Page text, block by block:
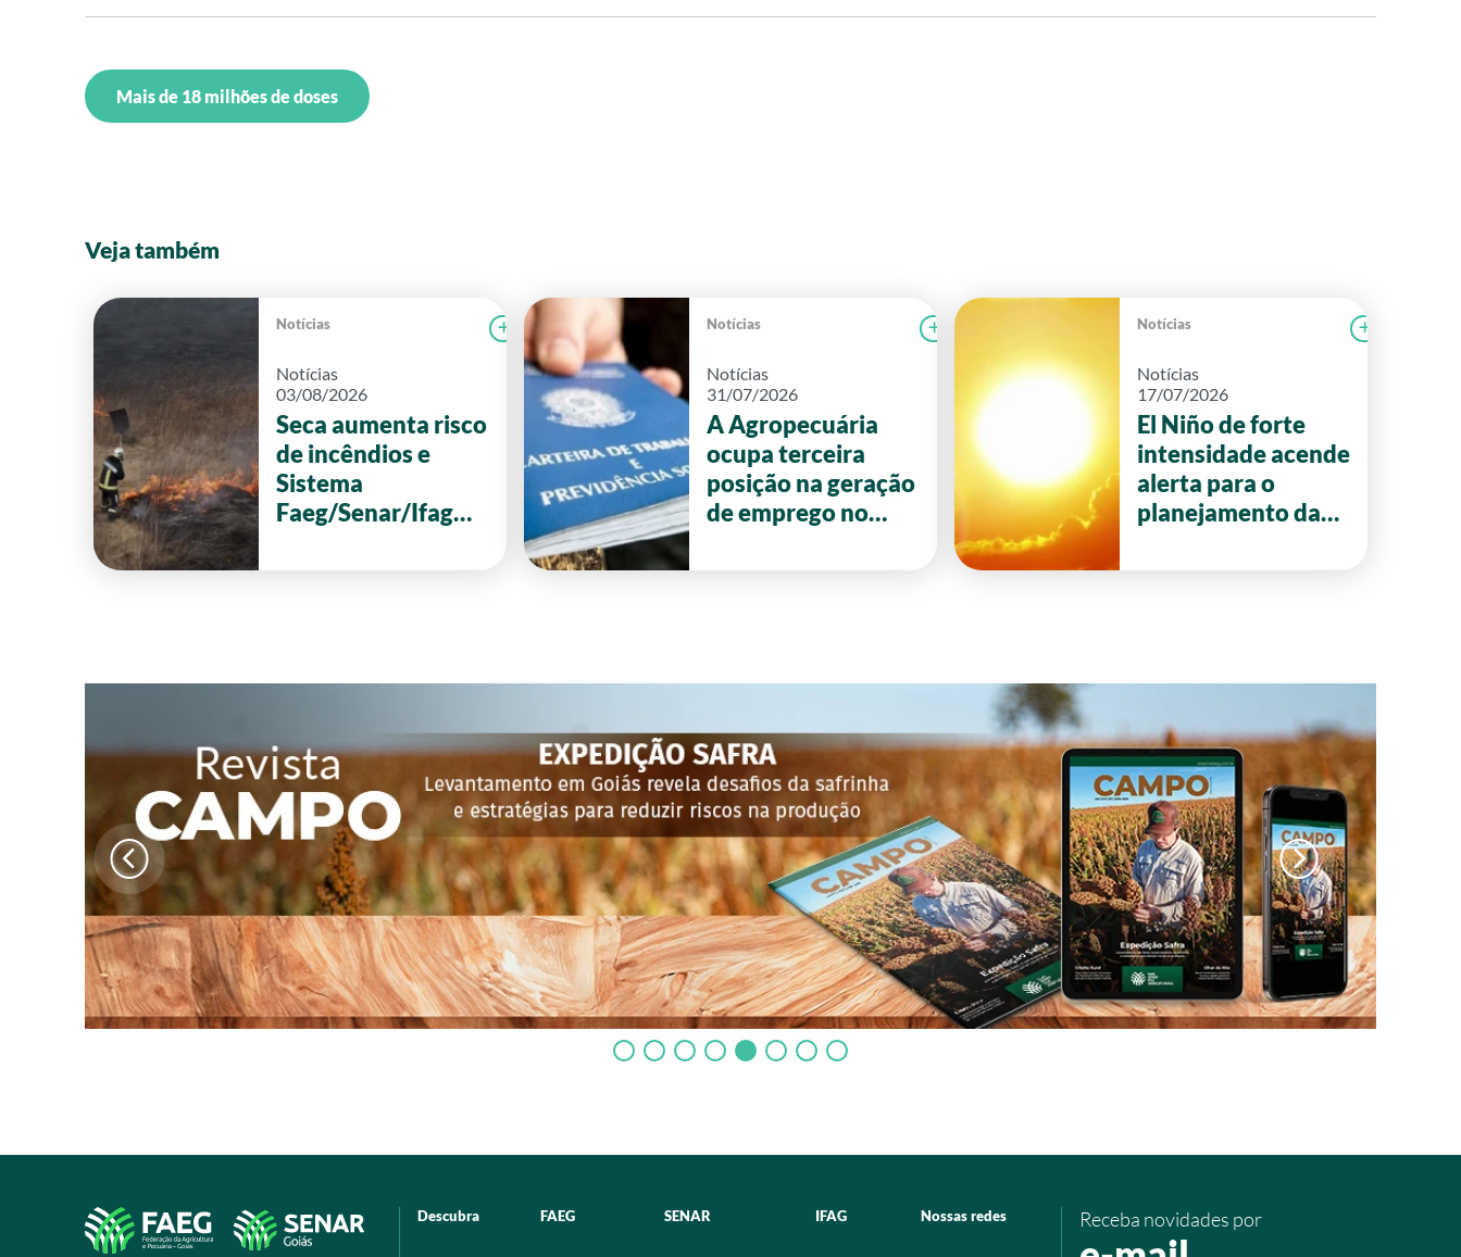
Mais de 18 milhões de doses
Veja também
Notícias
Notícias
03/08/2026
Seca aumenta risco
de incêndios e
Sistema
Faeg/Senar/Ifag
Ler notícia FAEG Notícias
Notícias
31/07/2026
A Agropecuária
ocupa terceira
posição na geração
de emprego no
Notícias
Notícias
17/07/2026
El Niño de forte
intensidade acende
alerta para o
planejamento da
Descubra FAEG SENAR IFAG Nossas redes Receba novidades por